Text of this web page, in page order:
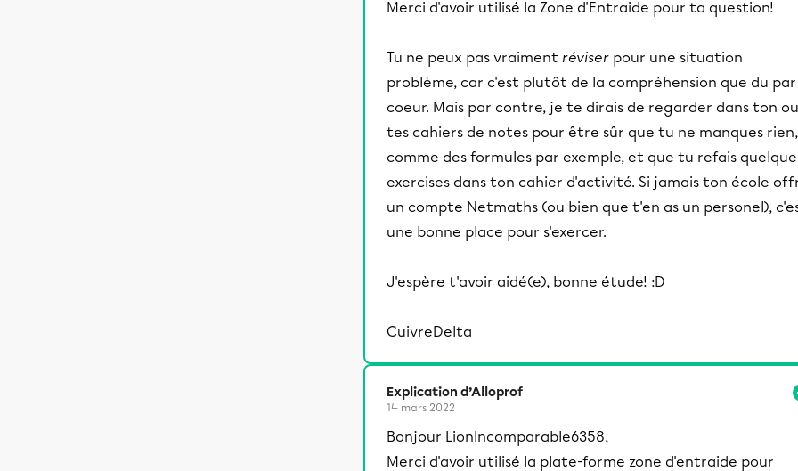
Merci d'avoir utilisé la Zone d'Entraide pour ta question!
Tu ne peux pas vraiment réviser pour une situation
problème, car c'est plutôt de la compréhension que du par
coeur. Mais par contre, je te dirais de regarder dans ton ou
tes cahiers de notes pour être sûr que tu ne manques rien,
comme des formules par exemple, et que tu refais
exercises dans ton cahier d'activité. Si jamais ton école
un compte Netmaths (ou bien que t'en as un personel),
une bonne place pour s'exercer.
J'espère t'avoir aidé(e), bonne étude! :D
CuivreDelta
Explication d’Alloprof
14 mars 2022
Bonjour LionIncomparable6358,
Merci d'avoir utilisé la plate-forme zone d'entraide pour